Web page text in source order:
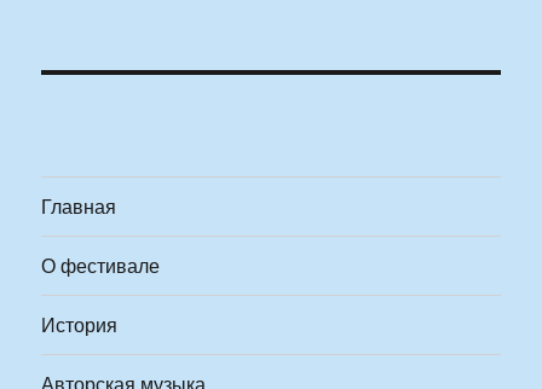
Главная
О фестивале
История